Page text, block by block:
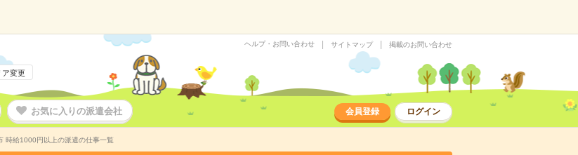
ア変更
ヘルプ・お問い合わせ サイトマップ 掲載のお問い合わせ
お気に入りの派遣会社 会員登録 ログイン
時給1000円以上の派遣の仕事一覧